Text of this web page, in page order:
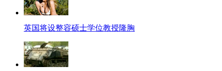
英国将设整容硕士学位教授隆胸